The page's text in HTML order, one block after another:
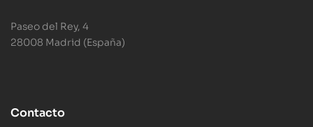
Paseo del Rey, 4
28008 Madrid (España)
Contacto